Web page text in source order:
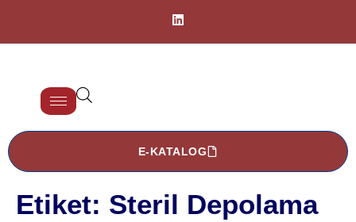
E-KATALOG
Etiket: Steril Depolama